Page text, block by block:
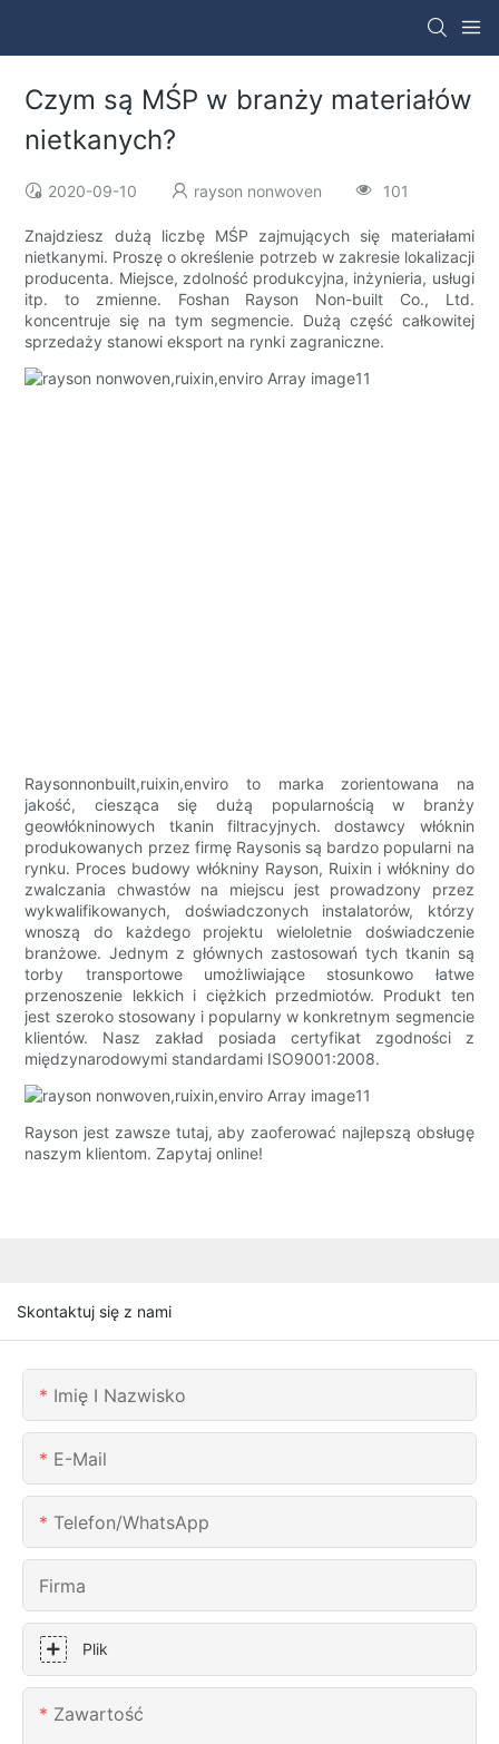
Czym są MŚP w branży materiałów
nietkanych?
2020-09-10 rayson nonwoven 101
Znajdziesz dużą liczbę MŚP zajmujących się materiałami
nietkanymi. Proszę o określenie potrzeb w zakresie lokalizacji
producenta. Miejsce, zdolność produkcyjna, inżynieria, usługi
itp. to zmienne. Foshan Rayson Non-built Co., Ltd.
koncentruje się na tym segmencie. Dużą część całkowitej
sprzedaży stanowi eksport na rynki zagraniczne.
Raysonnonbuilt,ruixin,enviro to marka zorientowana na
jakość, ciesząca się dużą popularnością w branży
geowłókninowych tkanin filtracyjnych. dostawcy włóknin
produkowanych przez firmę Raysonis są bardzo popularni na
rynku. Proces budowy włókniny Rayson, Ruixin i włókniny do
zwalczania chwastów na miejscu jest prowadzony przez
wykwalifikowanych, doświadczonych instalatorów, którzy
wnoszą do każdego projektu wieloletnie doświadczenie
branżowe. Jednym z głównych zastosowań tych tkanin są
torby transportowe umożliwiające stosunkowo łatwe
przenoszenie lekkich i ciężkich przedmiotów. Produkt ten
jest szeroko stosowany i popularny w konkretnym segmencie
klientów. Nasz zakład posiada certyfikat zgodności z
międzynarodowymi standardami ISO9001:2008.
Rayson jest zawsze tutaj, aby zaoferować najlepszą obsługę
naszym klientom. Zapytaj online!
Skontaktuj się z nami
Imię I Nazwisko
E-Mail
Telefon/WhatsApp
Firma
Plik
Zawartość